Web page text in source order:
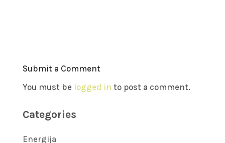
Submit a Comment
You must be logged in to post a comment.
Categories
Energija